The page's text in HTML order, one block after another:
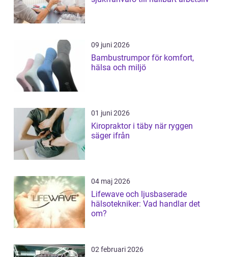
09 juni 2026
Bambustrumpor för komfort,
hälsa och miljö
01 juni 2026
Kiropraktor i täby när ryggen
säger ifrån
04 maj 2026
Lifewave och ljusbaserade
hälsotekniker: Vad handlar det
om?
02 februari 2026